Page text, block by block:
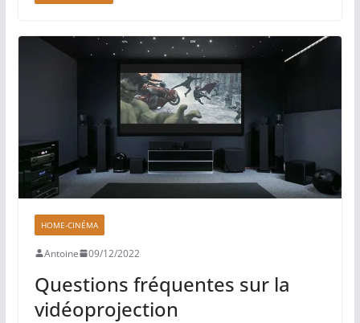
HOME-CINÉMA
Antoine 09/12/2022
Questions fréquentes sur la
vidéoprojection